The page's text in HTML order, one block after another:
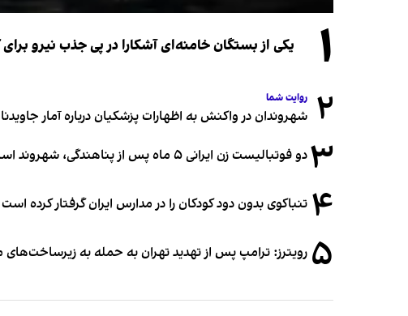
۱ یکی از بستگان خامنه‌ای آشکارا در پی جذب نیرو
۲ روایت شما
شهروندان در واکنش به اظهارات پزشکیان درباره آمار
۳دو فوتبالیست زن ایرانی ۵ ماه پس از پناهندگی، شهروند استرالیا شدند
۴ تنباکوی بدون دود کودکان را در مدارس ایران گرفتار کرده است
۵ رویترز: ترامپ پس از تهدید تهران به حمله به